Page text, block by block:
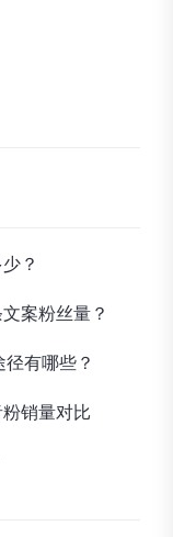
？
案粉丝量？
有哪些？
销量对比